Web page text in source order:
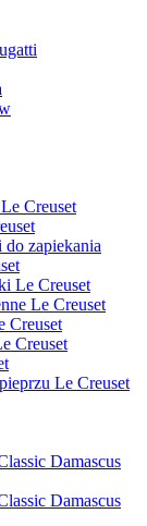
Creuset
zapiekania
Le Creuset
Le Creuset
Creuset
Creuset
Le Creuset
Damascus
Damascus